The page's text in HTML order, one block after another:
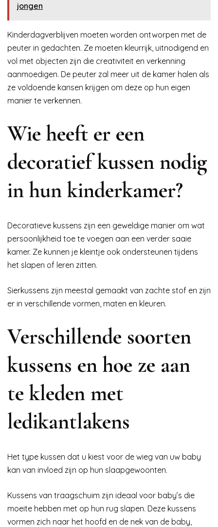
jongen
Kinderdagverblijven moeten worden ontworpen met de
peuter in gedachten. Ze moeten kleurrijk, uitnodigend en
vol met objecten zijn die creativiteit en verkenning
aanmoedigen. De peuter zal meer uit de kamer halen als
ze voldoende kansen krijgen om deze op hun eigen
manier te verkennen.
Wie heeft er een
decoratief kussen nodig
in hun kinderkamer?
Decoratieve kussens zijn een geweldige manier om wat
persoonlijkheid toe te voegen aan een verder saaie
kamer. Ze kunnen je kleintje ook ondersteunen tijdens
het slapen of leren zitten.
Sierkussens zijn meestal gemaakt van zachte stof en zijn
er in verschillende vormen, maten en kleuren.
Verschillende soorten
kussens en hoe ze aan
te kleden met
ledikantlakens
Het type kussen dat u kiest voor de wieg van uw baby
kan van invloed zijn op hun slaapgewoonten.
Kussens van traagschuim zijn ideaal voor baby’s die
moeite hebben met op hun rug slapen. Deze kussens
vormen zich naar het hoofd en de nek van de baby,